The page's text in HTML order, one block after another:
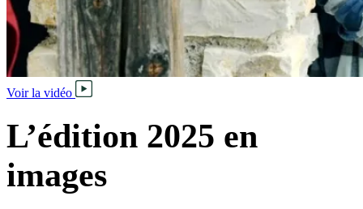
Voir la vidéo
L’édition 2025 en
images